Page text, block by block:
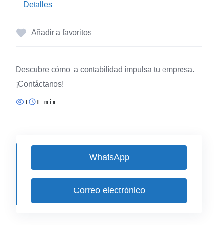
Detalles
Añadir a favoritos
Descubre cómo la contabilidad impulsa tu empresa.
¡Contáctanos!
1 1 min
WhatsApp
Correo electrónico